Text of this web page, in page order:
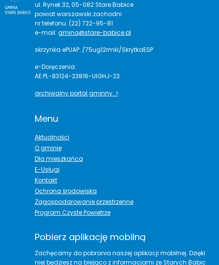
ul. Rynek 32, 05-082 Stare Babice
powiat warszawski zachodni
nr telefonu: (22) 722-95-81
e-mail: gmina@stare-babice.pl
skrzynka ePUAP: /75ug12rmki/SkrytkaESP
e-Doręczenia:
AE:PL-83124-23816-UIGHJ-23
archiwalny portal gminny >
Menu
Aktualności
O gminie
Dla mieszkańca
E-Usługi
Kontakt
Ochrona środowiska
Zagospodarowanie przestrzenne
Program Czyste Powietrze
Pobierz aplikację mobilną
Zachęcamy do pobrania naszej aplikacji mobilnej. Dzięki
niej będziesz na bieżąco z informacjami ze Starych Babic